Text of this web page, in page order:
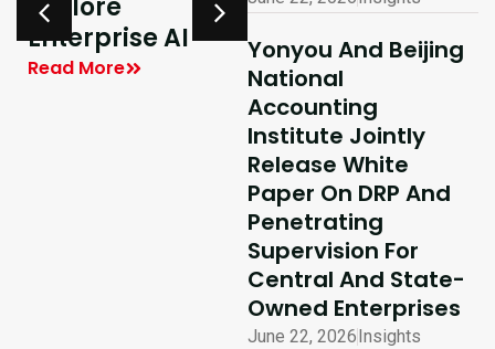
Explore
Enterprise AI
Read More
Delivering
Shared Success
| Yonyou Hong
Kong Delivery
Ecosystem
Partner Summit
Concludes
Successfully
Read More
Yonyou And Beijing
National
Accounting
Institute Jointly
Release White
Paper On DRP And
Penetrating
Supervision For
Central And State-
Owned Enterprises
June 22, 2026Insights